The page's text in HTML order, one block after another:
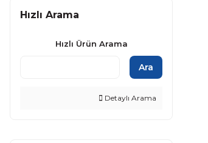
Hızlı Arama
Hızlı Ürün Arama
Ara
Detaylı Arama